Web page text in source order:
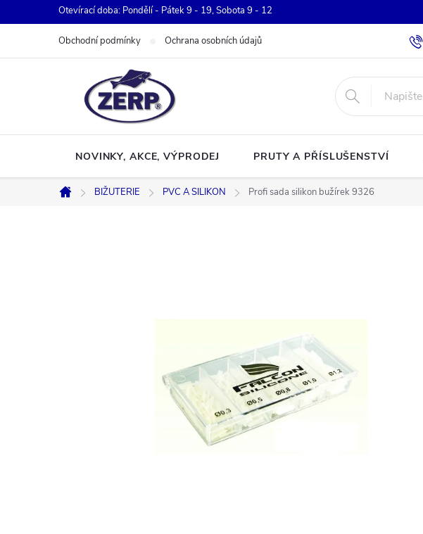
na
Otevírací doba: Pondělí - Pátek 9 - 19, Sobota 9 - 12
Obchodní podmínky Ochrana osobních údajů
NOVINKY, AKCE, VÝPRODEJ PRUTY A PŘÍSLUŠENSTVÍ
Domů
BIŽUTERIE PVC A SILIKON Profi sada silikon bužírek 9326